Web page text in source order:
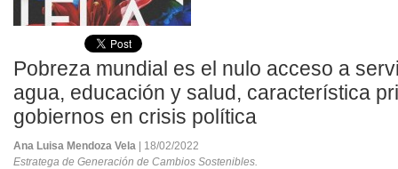
Pobreza mundial es el nulo acceso a
agua, educación y salud, característica
gobiernos en crisis política
Ana Luisa Mendoza Vela
| 18/02/2022
Estratega de Generación de Cambios Sostenibles.